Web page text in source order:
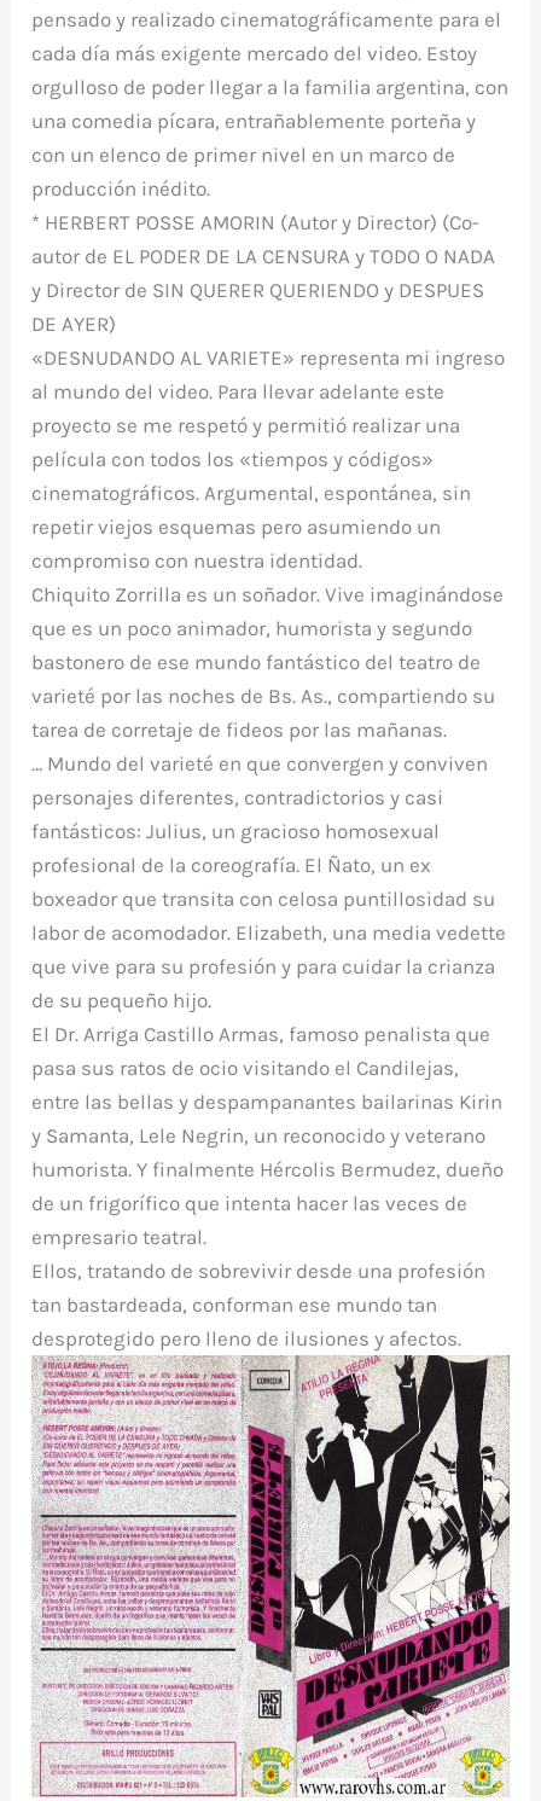
pensado y realizado cinematográficamente para el
cada día más exigente mercado del video. Estoy
orgulloso de poder llegar a la familia argentina, con
una comedia pícara, entrañablemente porteña y
con un elenco de primer nivel en un marco de
producción inédito.
* HERBERT POSSE AMORIN (Autor y Director) (Co-
autor de EL PODER DE LA CENSURA y TODO O NADA
y Director de SIN QUERER QUERIENDO y DESPUES
DE AYER)
«DESNUDANDO AL VARIETE» representa mi ingreso
al mundo del video. Para llevar adelante este
proyecto se me respetó y permitió realizar una
película con todos los «tiempos y códigos»
cinematográficos. Argumental, espontánea, sin
repetir viejos esquemas pero asumiendo un
compromiso con nuestra identidad.
Chiquito Zorrilla es un soñador. Vive imaginándose
que es un poco animador, humorista y segundo
bastonero de ese mundo fantástico del teatro de
varieté por las noches de Bs. As., compartiendo su
tarea de corretaje de fideos por las mañanas.
… Mundo del varieté en que convergen y conviven
personajes diferentes, contradictorios y casi
fantásticos: Julius, un gracioso homosexual
profesional de la coreografía. El Ñato, un ex
boxeador que transita con celosa puntillosidad su
labor de acomodador. Elizabeth, una media vedette
que vive para su profesión y para cuidar la crianza
de su pequeño hijo.
El Dr. Arriga Castillo Armas, famoso penalista que
pasa sus ratos de ocio visitando el Candilejas,
entre las bellas y despampanantes bailarinas Kirin
y Samanta, Lele Negrin, un reconocido y veterano
humorista. Y finalmente Hércolis Bermudez, dueño
de un frigorífico que intenta hacer las veces de
empresario teatral.
Ellos, tratando de sobrevivir desde una profesión
tan bastardeada, conforman ese mundo tan
desprotegido pero lleno de ilusiones y afectos.